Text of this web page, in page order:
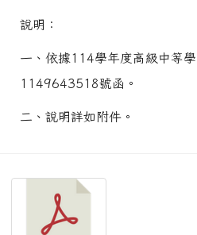
說明：
一、依據114學年度高級中等
1149643518號函。
二、說明詳如附件。